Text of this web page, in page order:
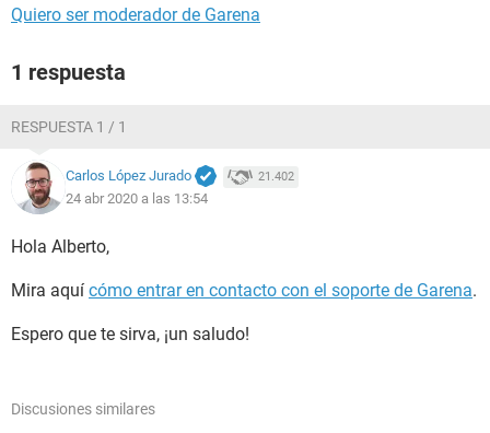
Quiero ser moderador de Garena
1 respuesta
RESPUESTA 1 / 1
Carlos López Jurado 21.402
24 abr 2020 a las 13:54
Hola Alberto,
Mira aquí cómo entrar en contacto con el soporte de Garena.
Espero que te sirva, ¡un saludo!
Discusiones similares